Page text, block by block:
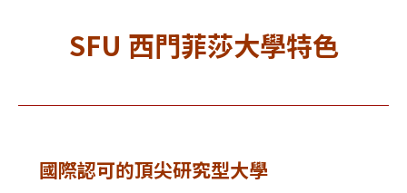
SFU 西門菲莎大學特色
國際認可的頂尖研究型大學